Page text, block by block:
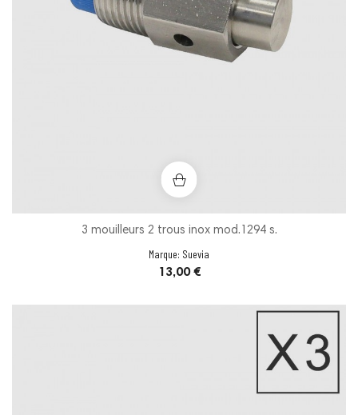
3 mouilleurs 2 trous inox mod.1294 s.
Marque: Suevia
Prix
13,00 €